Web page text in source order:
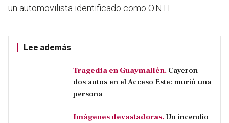
un automovilista identificado como O.N.H.
Lee además
Tragedia en Guaymallén. Cayeron
dos autos en el Acceso Este: murió una
persona
Imágenes devastadoras. Un incendio